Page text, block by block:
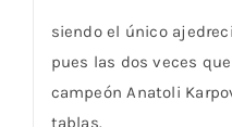
siendo el único
pues las dos veces
campeón Anatoli
tablas.